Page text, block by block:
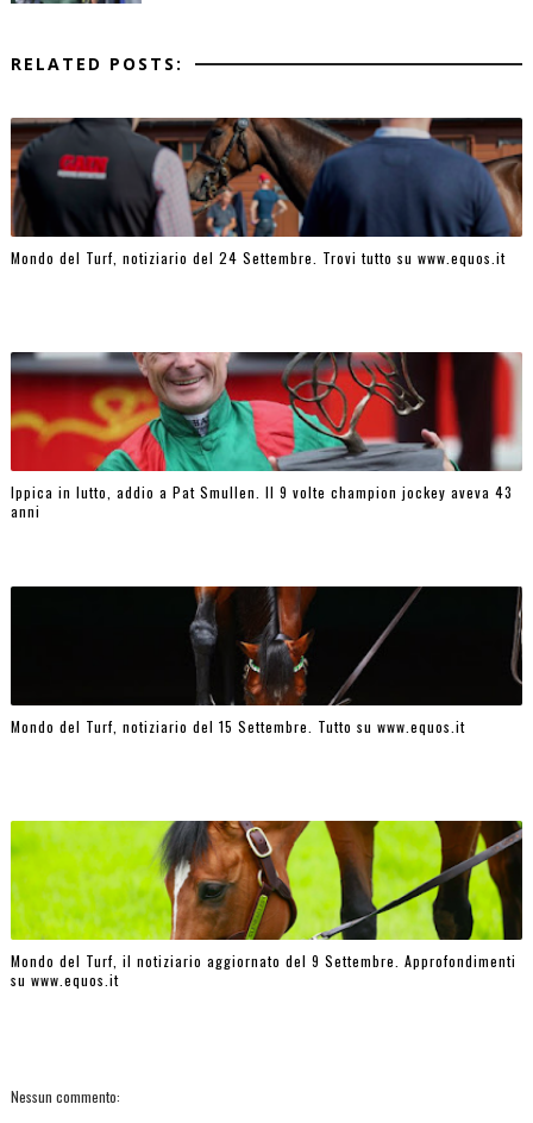
RELATED POSTS:
Mondo del Turf, notiziario del 24 Settembre. Trovi tutto su www.equos.it
Ippica in lutto, addio a Pat Smullen. Il 9 volte champion jockey aveva 43
anni
Mondo del Turf, notiziario del 15 Settembre. Tutto su www.equos.it
Mondo del Turf, il notiziario aggiornato del 9 Settembre. Approfondimenti
su www.equos.it
Nessun commento: